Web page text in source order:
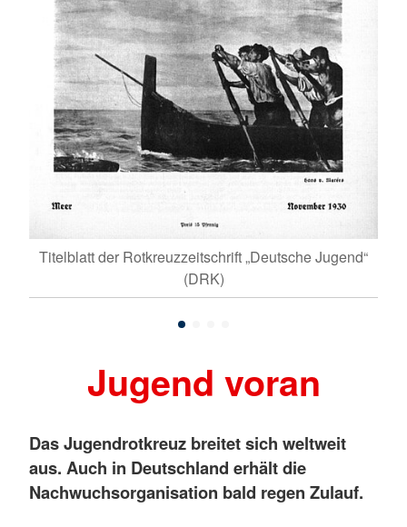
Titelblatt der Rotkreuzzeitschrift „Deutsche Jugend“
(DRK)
Jugend voran
Das Jugendrotkreuz breitet sich weltweit
aus. Auch in Deutschland erhält die
Nachwuchsorganisation bald regen Zulauf.